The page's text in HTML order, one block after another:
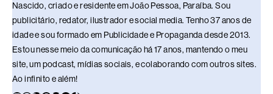
Nascido, criado e residente em João Pessoa, Paraíba. Sou
publicitário, redator, ilustrador e social media. Tenho 37 anos de
idade e sou formado em Publicidade e Propaganda desde 2013.
Estou nesse meio da comunicação há 17 anos, mantendo o meu
site, um podcast, mídias sociais, e colaborando com outros sites.
Ao infinito e além!